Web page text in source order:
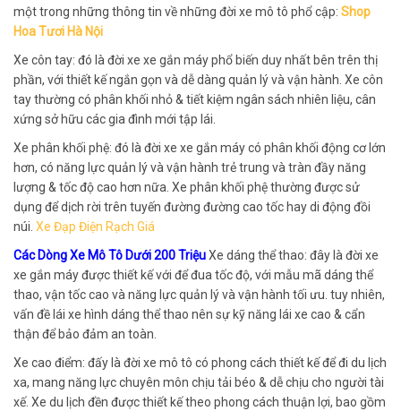
một trong những thông tin về những đời xe mô tô phổ cập: Shop
Hoa Tươi Hà Nội
Xe côn tay: đó là đời xe xe gắn máy phổ biến duy nhất bên trên thị
phần, với thiết kế ngắn gọn và dễ dàng quản lý và vận hành. Xe côn
tay thường có phân khối nhỏ & tiết kiệm ngân sách nhiên liệu, cân
xứng sở hữu các gia đình mới tập lái.
Xe phân khối phệ: đó là đời xe xe gắn máy có phân khối động cơ lớn
hơn, có năng lực quản lý và vận hành trẻ trung và tràn đầy năng
lượng & tốc độ cao hơn nữa. Xe phân khối phệ thường được sử
dụng để dịch rời trên tuyến đường đường cao tốc hay di động đồi
núi. Xe Đạp Điện Rạch Giá
Các Dòng Xe Mô Tô Dưới 200 TriệuXe dáng thể thao: đây là đời xe
xe gắn máy được thiết kế với để đua tốc độ, với mẫu mã dáng thể
thao, vận tốc cao và năng lực quản lý và vận hành tối ưu. tuy nhiên,
vấn đề lái xe hình dáng thể thao nên sự kỹ năng lái xe cao & cẩn
thận để bảo đảm an toàn.
Xe cao điểm: đấy là đời xe mô tô có phong cách thiết kế để đi du lịch
xa, mang năng lực chuyên môn chịu tải béo & dễ chịu cho người tài
xế. Xe du lịch đền được thiết kế theo phong cách thuận lợi, bao gồm